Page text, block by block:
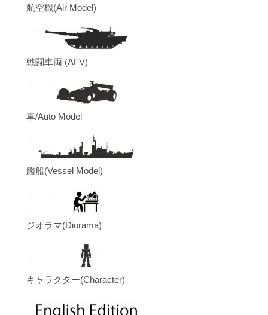
航空機(Air Model)
戦闘車両 (AFV)
車/Auto Model
艦船(Vessel Model)
ジオラマ(Diorama)
キャラクター(Character)